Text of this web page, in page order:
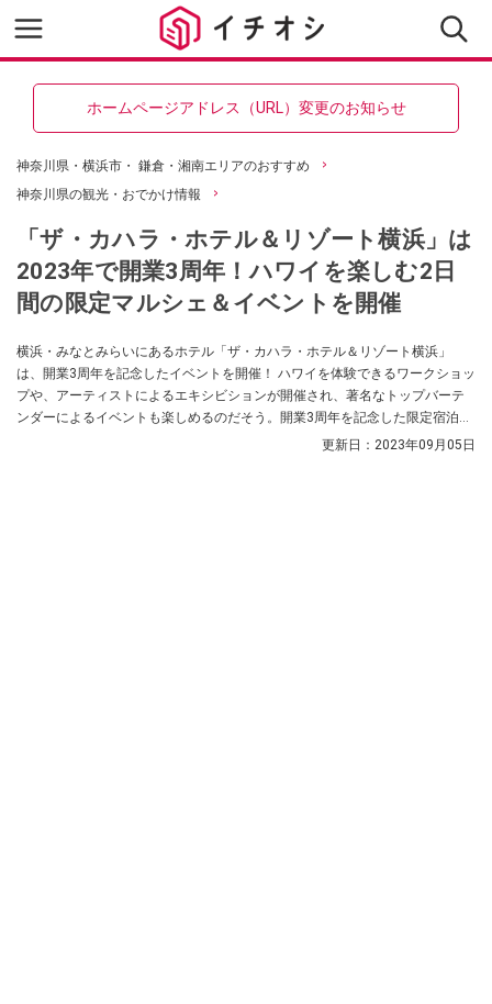
ホームページアドレス（URL）変更のお知らせ
神奈川県・横浜市・ 鎌倉・湘南エリアのおすすめ
神奈川県の観光・おでかけ情報
「ザ・カハラ・ホテル＆リゾート横浜」は
2023年で開業3周年！ハワイを楽しむ2日
間の限定マルシェ＆イベントを開催
横浜・みなとみらいにあるホテル「ザ・カハラ・ホテル＆リゾート横浜」
は、開業3周年を記念したイベントを開催！ ハワイを体験できるワークショッ
プや、アーティストによるエキシビションが開催され、著名なトップバーテ
ンダーによるイベントも楽しめるのだそう。開業3周年を記念した限定宿泊プ
ランもあるそうですので、ぜひチェックしてみてくださいね。
更新日： 2023年09月05日